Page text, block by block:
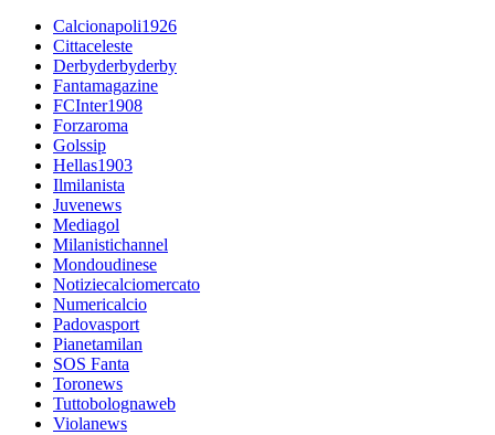
Calcionapoli1926
Cittaceleste
Derbyderbyderby
Fantamagazine
FCInter1908
Forzaroma
Golssip
Hellas1903
Ilmilanista
Juvenews
Mediagol
Milanistichannel
Mondoudinese
Notiziecalciomercato
Numericalcio
Padovasport
Pianetamilan
SOS Fanta
Toronews
Tuttobolognaweb
Violanews